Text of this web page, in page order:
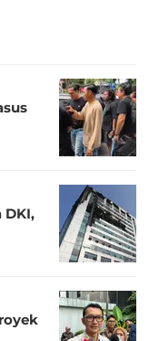
DKI,